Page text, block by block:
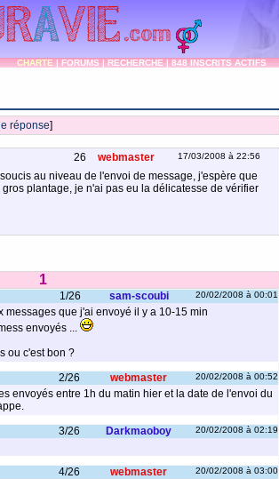
CHARTE|FORUMS|RECHERCHE|848 INSCRITS ACTIFS
réponse]
26 webmaster 17/03/2008 à 22:56
au niveau de l'envoi de message, j'espère que
plantage, je n'ai pas eu la délicatesse de vérifier
1
1/26 sam-scoubi 20/02/2008 à 00:01
que j'ai envoyé il y a 10-15 min
envoyés ...
ou c'est bon ?
2/26 webmaster 20/02/2008 à 00:52
envoyés entre 1h du matin hier et la date de l'envoi du
3/26 Darkmaoboy 20/02/2008 à 02:19
4/26 webmaster 20/02/2008 à 03:00